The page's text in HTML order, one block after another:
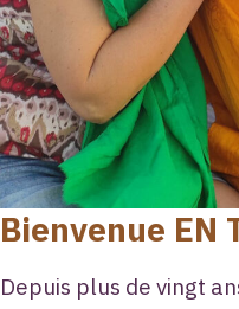
Bienvenue EN
Depuis plus de vingt